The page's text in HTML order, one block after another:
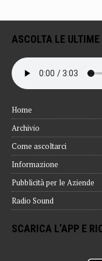
ASCOLTA LE
Home
Archivio
Come ascoltarci
Informazione
Pubblicità per le Aziende
Radio Sound
SCARICA L’APP E